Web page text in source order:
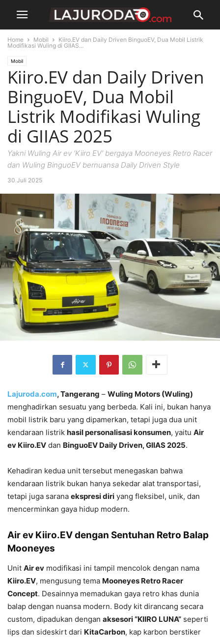
Home Mobil
Kiiro.EV dan Daily Driven BinguoEV, Dua Mobil Listrik
Modifikasi Wuling di GIIAS...
Mobil
Kiiro.EV dan Daily Driven
BinguoEV, Dua Mobil
Listrik Modifikasi Wuling
di GIIAS 2025
Yakni Wuling Air ev ‘Kiiro EV’ bergaya Mooneyes Retro Racer
dan Wuling BinguoEV bernuansa Daily Driven Style
30 Juli 2025
Lajuroda.com, Tangerang – Wuling Motors (Wuling)
menghadirkan sesuatu yang berbeda. Kali ini, bukan hanya
mobil listrik baru yang dipamerkan, tetapi juga dua unit
kendaraan listrik hasil personalisasi konsumen, yaitu Air
ev Kiiro.EV dan BinguoEV Daily Driven, GIIAS 2025.
Kehadiran kedua unit tersebut menegaskan bahwa
kendaraan listrik bukan hanya sekedar alat transportasi,
tetapi juga sarana ekspresi diri yang fleksibel, unik, dan
mencerminkan gaya hidup modern.
Air ev Kiiro.EV dengan Sentuhan Retro Balap
Mooneyes
Unit Air ev modifikasi ini tampil mencolok dengan nama
Kiiro.EV, mengusung tema Mooneyes Retro Racer
Concept. Desainnya memadukan gaya retro khas dunia
balap dengan nuansa modern. Body kit dirancang secara
custom, dipadukan dengan aksesori “KIIRO LUNA” seperti
lips dan sideskirt dari KitaCarbon, kap karbon berstiker